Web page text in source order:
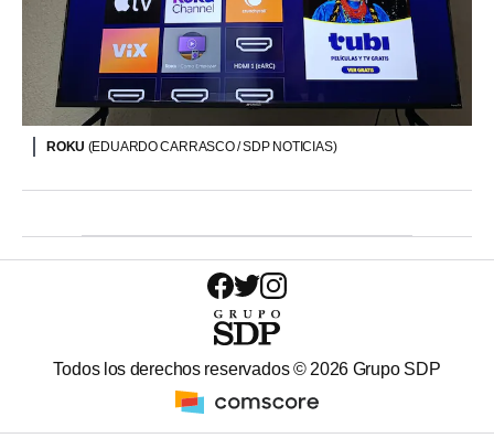
ROKU (EDUARDO CARRASCO / SDP NOTICIAS)
Todos los derechos reservados © 2026 Grupo SDP